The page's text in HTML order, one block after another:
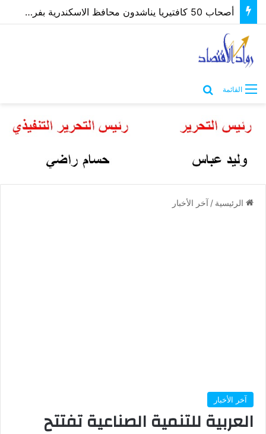
أصحاب 50 كافتيريا يناشدون محافظ الاسكندرية بفرصة لتوفيق أوضاعهم بعد غلق مصدر رزقهم
القائمة
الرئيسية / آخر الأخبار
آخر الأخبار
العربية للتنمية الصناعية تفتتح